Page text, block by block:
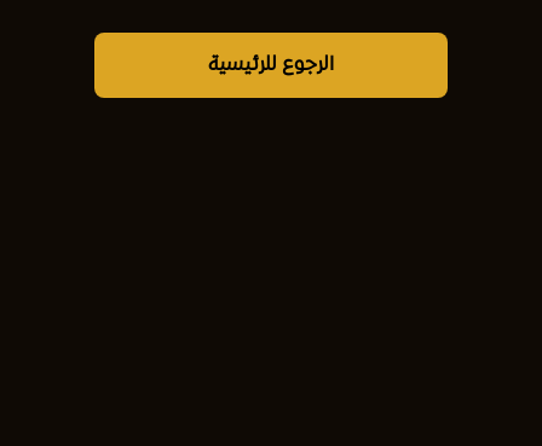
الرجوع للرئيسية